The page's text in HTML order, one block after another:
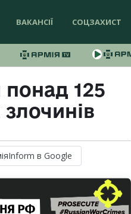
ВАКАНСІЇ СОЦЗАХИСТ
понад 125
в Google